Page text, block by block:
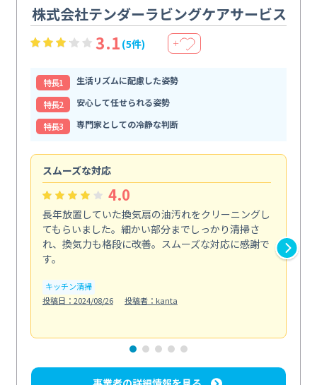
株式会社テンダーラビングケアサービス
3.1 (5件) ＋
特⻑1
生活リズムに配慮した姿勢
特⻑2
安心して任せられる姿勢
特⻑3
専門家としての冷静な判断
スムーズな対応
4.0
長年放置していた換気扇の油汚れをクリーニングし
てもらいました。細かい部分までしっかり清掃さ
れ、換気力も格段に改善。スムーズな対応に感謝で
す。
キッチン清掃
投稿日：2024/08/26
投稿者：kanta